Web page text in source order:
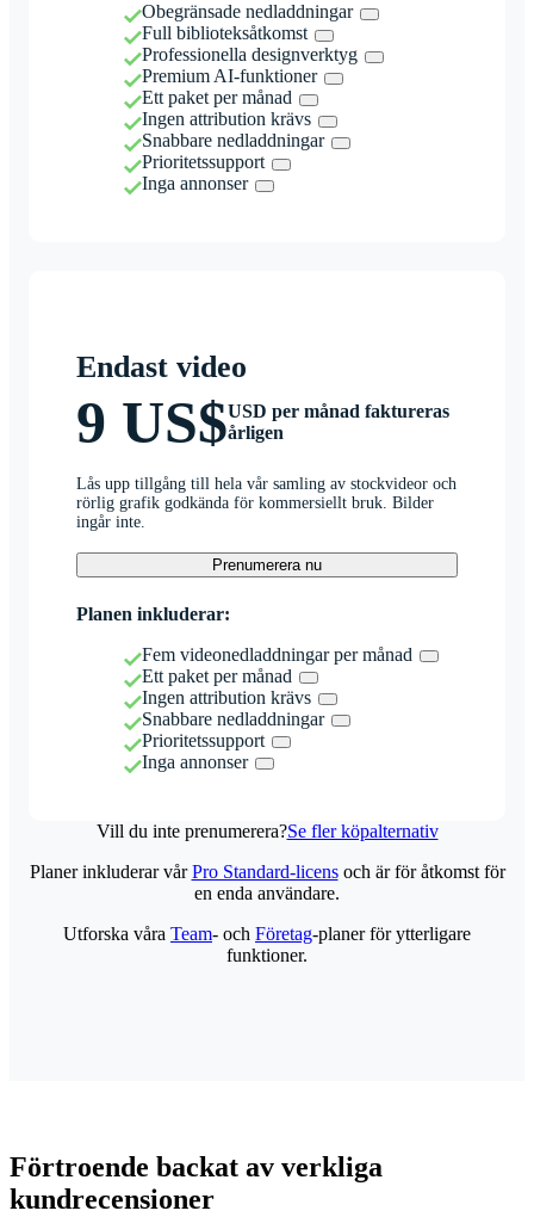
Obegränsade nedladdningar
Full biblioteksåtkomst
Professionella designverktyg
Premium AI-funktioner
Ett paket per månad
Ingen attribution krävs
Snabbare nedladdningar
Prioritetssupport
Inga annonser
Endast video
9 US$USD per månad faktureras
årligen
Lås upp tillgång till hela vår samling av stockvideor och
rörlig grafik godkända för kommersiellt bruk. Bilder
ingår inte.
Prenumerera nu
Planen inkluderar:
Fem videonedladdningar per månad
Ett paket per månad
Ingen attribution krävs
Snabbare nedladdningar
Prioritetssupport
Inga annonser
Vill du inte prenumerera?Se fler köpalternativ
Planer inkluderar vårPro Standard-licensoch är för åtkomst för
en enda användare.
Utforska våra Team- och Företag-planer för ytterligare
funktioner.
Förtroende backat av verkliga
kundrecensioner